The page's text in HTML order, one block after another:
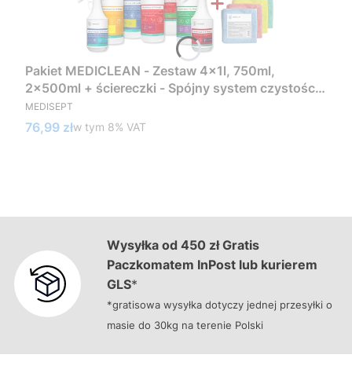
Pakiet MEDICLEAN - Zestaw 4x1l, 750ml,
2x500ml + ściereczki - Spójny system czystości
w standardzie medycznym
PRODUCENT
MEDISEPT
Cena brutto
76,99 złw tym %s VAT
w tym 8% VAT
Wysyłka od 450 zł Gratis
Paczkomatem InPost lub kurierem
GLS*
*gratisowa wysyłka dotyczy jednej przesyłki o
masie do 30kg na terenie Polski